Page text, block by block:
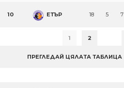
10 ЕТЪР 18 5 7
1 2
ПРЕГЛЕДАЙ ЦЯЛАТА ТАБЛИЦА